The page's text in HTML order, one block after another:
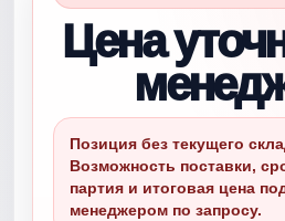
Цена
Позиция без текущего
Возможность поставки,
партия и итоговая цена
менеджером по запросу.